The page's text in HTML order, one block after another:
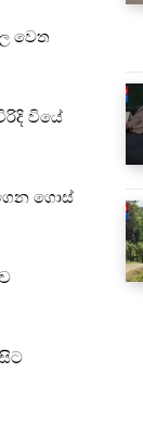
වෙත
වියේ
ගොස්